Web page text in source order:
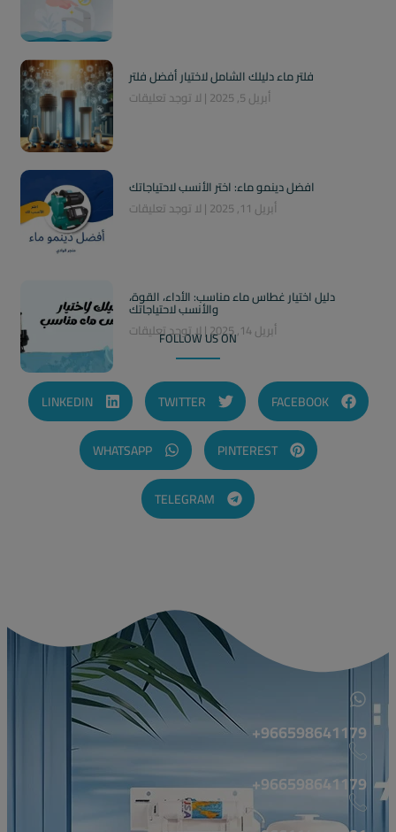
فلتر ماء دليلك الشامل لاختيار أفضل فلتر
أبريل 5, 2025
لا توجد تعليقات
افضل دينمو ماء: اختر الأنسب لاحتياجاتك
أبريل 11, 2025
لا توجد تعليقات
دليل اختيار غطاس ماء مناسب: الأداء، القوة،
والأنسب لاحتياجاتك
أبريل 14, 2025
لا توجد تعليقات
FOLLOW US ON
FACEBOOK
TWITTER
LINKEDIN
PINTEREST
WHATSAPP
TELEGRAM
966598641179+
966598641179+